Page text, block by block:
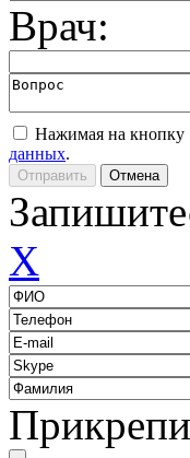
Врач:
Нажимая на
данных.
X